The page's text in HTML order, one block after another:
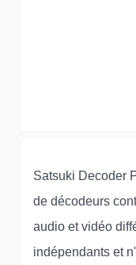
Satsuki Decoder
de décodeurs
audio et vidéo
indépendants et